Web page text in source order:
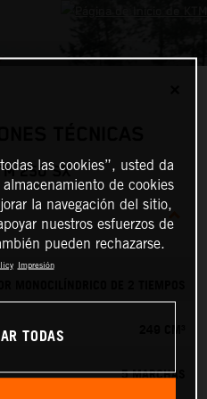
250 SX
5 MARCHAS
las cookies”, usted da
de cookies
la navegación del sitio,
nuestros esfuerzos de
pueden rechazarse.
Impresión
TODAS